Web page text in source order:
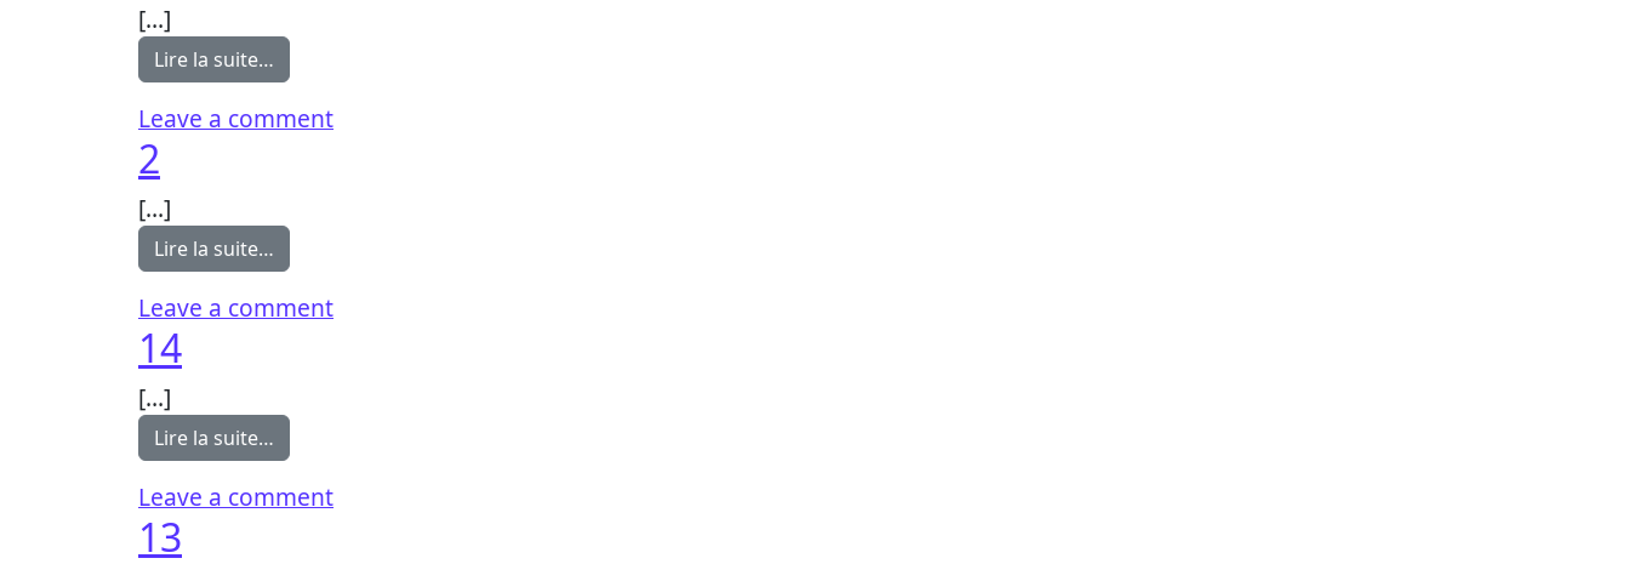
[…]
Lire la suite…
Leave a commenton 1
2
[…]
Lire la suite…
Leave a commenton 2
14
[…]
Lire la suite…
Leave a commenton 14
13